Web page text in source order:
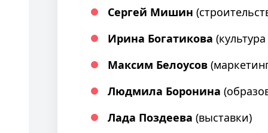
Сергей Мишин
Ирина Богатикова
Максим Белоусов
Людмила Боронина
Лада Поздеева (выставки)